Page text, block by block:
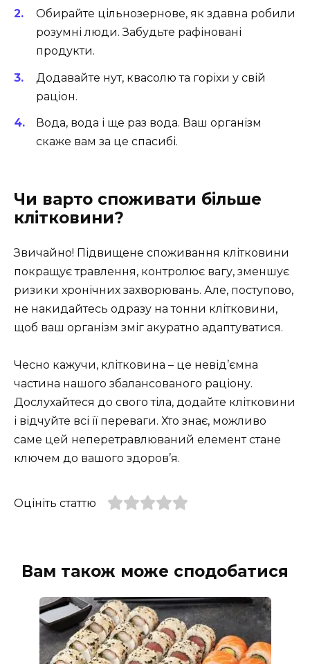
Обирайте цільнозернове, як здавна робили
розумні люди. Забудьте рафіновані
продукти.
Додавайте нут, квасолю та горіхи у свій
раціон.
Вода, вода і ще раз вода. Ваш організм
скаже вам за це спасибі.
Чи варто споживати більше
клітковини?
Звичайно! Підвищене споживання клітковини
покращує травлення, контролює вагу, зменшує
ризики хронічних захворювань. Але, поступово,
не накидайтесь одразу на тонни клітковини,
щоб ваш організм зміг акуратно адаптуватися.
Чесно кажучи, клітковина – це невід’ємна
частина нашого збалансованого раціону.
Дослухайтеся до свого тіла, додайте клітковини
і відчуйте всі її переваги. Хто знає, можливо
саме цей неперетравлюваний елемент стане
ключем до вашого здоров’я.
Оцініть статтю
Вам також може сподобатися